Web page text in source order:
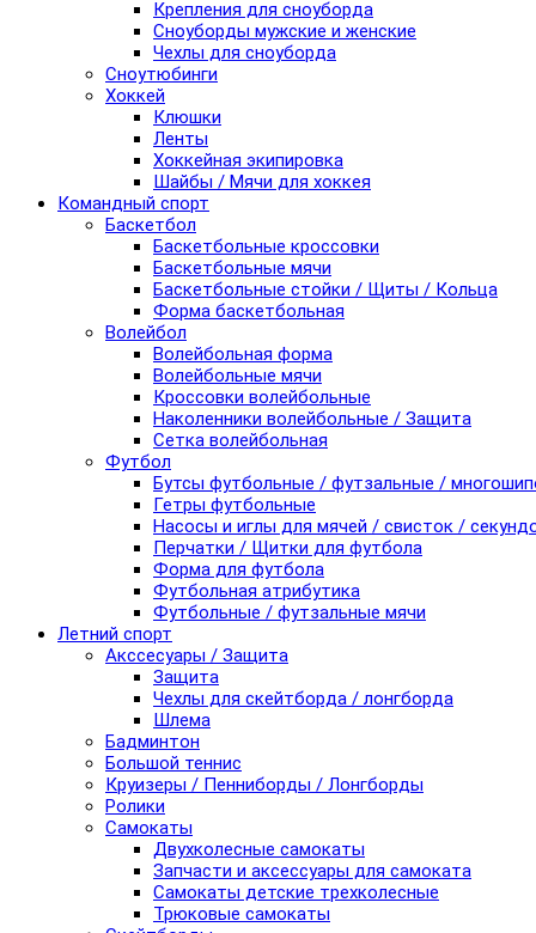
Крепления для сноуборда
Сноуборды мужские и женские
Чехлы для сноуборда
Сноутюбинги
Хоккей
Клюшки
Ленты
Хоккейная экипировка
Шайбы / Мячи для хоккея
Командный спорт
Баскетбол
Баскетбольные кроссовки
Баскетбольные мячи
Баскетбольные стойки / Щиты / Кольца
Форма баскетбольная
Волейбол
Волейбольная форма
Волейбольные мячи
Кроссовки волейбольные
Наколенники волейбольные / Защита
Сетка волейбольная
Футбол
Бутсы футбольные / футзальные /
Гетры футбольные
Насосы и иглы для мячей / свисток /
Перчатки / Щитки для футбола
Форма для футбола
Футбольная атрибутика
Футбольные / футзальные мячи
Летний спорт
Акссесуары / Защита
Защита
Чехлы для скейтборда / лонгборда
Шлема
Бадминтон
Большой теннис
Круизеры / Пенниборды / Лонгборды
Ролики
Самокаты
Двухколесные самокаты
Запчасти и аксессуары для самоката
Самокаты детские трехколесные
Трюковые самокаты